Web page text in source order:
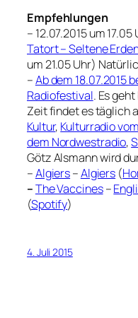
Empfehlungen
– 12.07.2015 um 17.05
Tatort – Seltene
um 21.05 Uhr)
–Ab dem 18.07.2015
Radiofestival. Es
Zeit findet es täglich
Kultur, Kulturradio
dem Nordwestradio,
Götz Alsmann wird
–Algiers–Algiers (
–The Vaccines–
(Spotify)
4. Juli 2015